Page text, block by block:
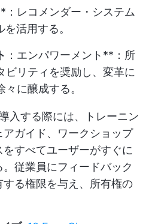
：レコメンダー・システム
活用する。
：エンパワーメント**：所
ビリティを奨励し、変革に
に醸成する。
入する際には、トレーニン
ガイド、ワークショップ
すべてユーザーがすぐに
従業員にフィードバック
る権限を与え、所有権の